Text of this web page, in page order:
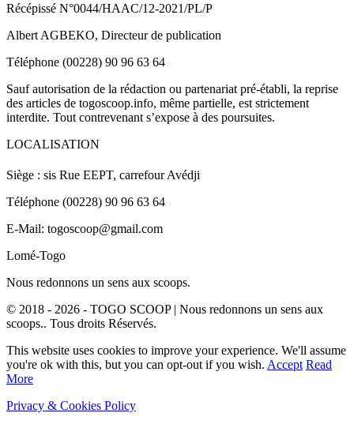
Récépissé N°0044/HAAC/12-2021/PL/P
Albert AGBEKO, Directeur de publication
Téléphone (00228) 90 96 63 64
Sauf autorisation de la rédaction ou partenariat pré-établi, la reprise
des articles de togoscoop.info, même partielle, est strictement
interdite. Tout contrevenant s’expose à des poursuites.
LOCALISATION
Siège : sis Rue EEPT, carrefour Avédji
Téléphone (00228) 90 96 63 64
E-Mail: togoscoop@gmail.com
Lomé-Togo
Nous redonnons un sens aux scoops.
© 2018 - 2026 - TOGO SCOOP | Nous redonnons un sens aux
scoops.. Tous droits Réservés.
This website uses cookies to improve your experience. We'll assume
you're ok with this, but you can opt-out if you wish. Accept Read
More
Privacy & Cookies Policy